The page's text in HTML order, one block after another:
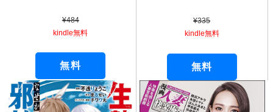
¥484
kindle無料
無料
¥335
kindle無料
無料